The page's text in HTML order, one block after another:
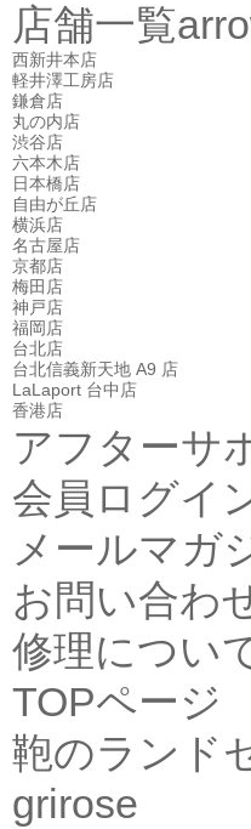
店舗一覧
西新井本店
軽井澤工房店
鎌倉店
丸の内店
渋谷店
六本木店
日本橋店
自由が丘店
横浜店
名古屋店
京都店
梅田店
神戸店
福岡店
台北店
台北信義新天地 A9 店
LaLaport 台中店
香港店
アフターサ
会員ログイ
メールマガ
お問い合わ
修理につい
TOPページ
鞄のランド
grirose